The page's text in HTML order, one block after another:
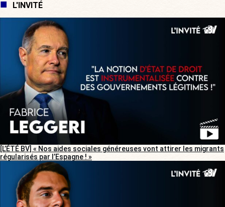
L'INVITÉ
[L’ÉTÉ BV] « Nos aides sociales généreuses vont attirer les migrants
régularisés par l’Espagne ! »